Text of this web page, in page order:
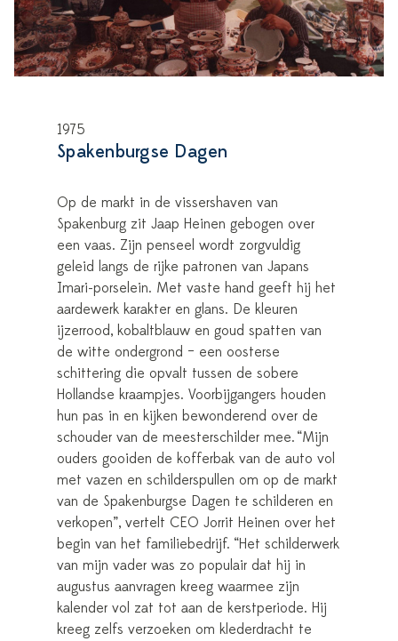
1975
Spakenburgse Dagen
Op de markt in de vissershaven van
Spakenburg zit Jaap Heinen gebogen over
een vaas. Zijn penseel wordt zorgvuldig
geleid langs de rijke patronen van Japans
Imari-porselein. Met vaste hand geeft hij het
aardewerk karakter en glans. De kleuren
ijzerrood, kobaltblauw en goud spatten van
de witte ondergrond – een oosterse
schittering die opvalt tussen de sobere
Hollandse kraampjes. Voorbijgangers houden
hun pas in en kijken bewonderend over de
schouder van de meesterschilder mee. “Mijn
ouders gooiden de kofferbak van de auto vol
met vazen en schilderspullen om op de markt
van de Spakenburgse Dagen te schilderen en
verkopen”, vertelt CEO Jorrit Heinen over het
begin van het familiebedrijf. “Het schilderwerk
van mijn vader was zo populair dat hij in
augustus aanvragen kreeg waarmee zijn
kalender vol zat tot aan de kerstperiode. Hij
kreeg zelfs verzoeken om klederdracht te